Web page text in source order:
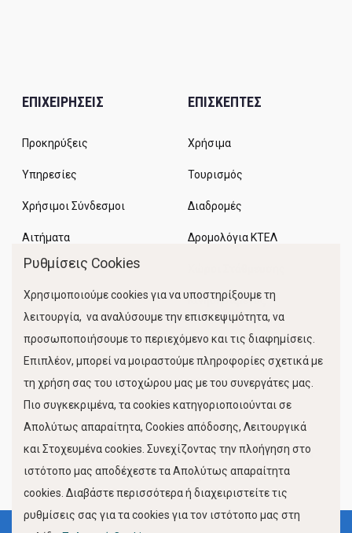
ΕΠΙΧΕΙΡΗΣΕΙΣ
Προκηρύξεις
Υπηρεσίες
Χρήσιμοι Σύνδεσμοι
Αιτήματα
ΕΠΙΣΚΕΠΤΕΣ
Χρήσιμα
Τουρισμός
Διαδρομές
Δρομολόγια ΚΤΕΛ
Κίνηση Λιμένος
FOLLOW US
Ρυθμίσεις Cookies
Χρησιμοποιούμε cookies για να υποστηρίξουμε τη
λειτουργία, να αναλύσουμε την επισκεψιμότητα, να
προσωποποιήσουμε το περιεχόμενο και τις διαφημίσεις.
Επιπλέον, μπορεί να μοιραστούμε πληροφορίες σχετικά με
τη χρήση σας του ιστοχώρου μας με του συνεργάτες μας.
Πιο συγκεκριμένα, τα cookies κατηγοριοποιούνται σε
Απολύτως απαραίτητα, Cookies απόδοσης, Λειτουργικά
και Στοχευμένα cookies. Συνεχίζοντας την πλοήγηση στο
ιστότοπο μας αποδέχεστε τα Απολύτως απαραίτητα
cookies. Διαβάστε περισσότερα ή διαχειριστείτε τις
ρυθμίσεις σας για τα cookies για τον ιστότοπο μας στη